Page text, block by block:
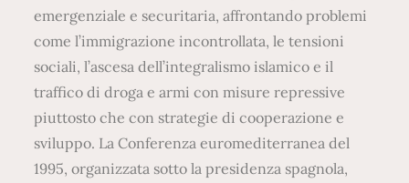
emergenziale e securitaria, affrontando problemi
come l’immigrazione incontrollata, le tensioni
sociali, l’ascesa dell’integralismo islamico e il
traffico di droga e armi con misure repressive
piuttosto che con strategie di cooperazione e
sviluppo. La Conferenza euromediterranea del
1995, organizzata sotto la presidenza spagnola,